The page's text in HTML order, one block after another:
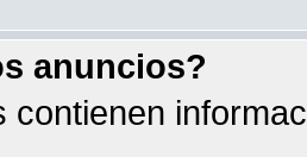
anuncios?
contienen